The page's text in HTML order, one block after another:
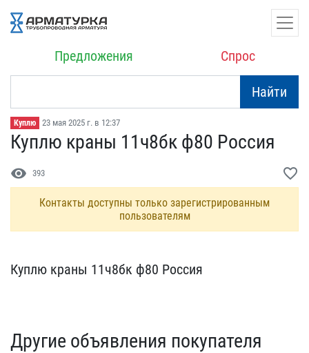
Предложения Спрос
Найти
Куплю 23 мая 2025 г. в 12:37
Куплю краны 11ч8бк ф80 Р​оссия
visibility 393 favorite_border
Контакты доступны только зарегистрированным
пользователям
Куплю краны 11ч8бк ф80 Р​оссия
Другие объявления покупателя